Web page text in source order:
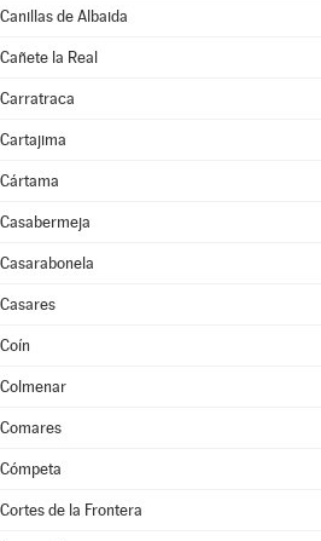
Canillas de Albaida
Cañete la Real
Carratraca
Cartajima
Cártama
Casabermeja
Casarabonela
Casares
Coín
Colmenar
Comares
Cómpeta
Cortes de la Frontera